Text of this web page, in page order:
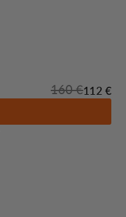
Originalpreis:
160 €112 €